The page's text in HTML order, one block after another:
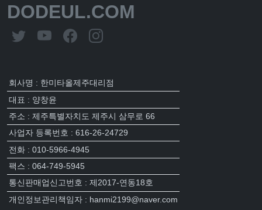
DODEUL.COM
회사명 : 한미타올제주대리점
대표 : 양창윤
주소 : 제주특별자치도 제주시 삼무로 66
사업자 등록번호 : 616-26-24729
전화 : 010-5966-4945
팩스 : 064-749-5945
통신판매업신고번호 : 제2017-연동18호
개인정보관리책임자 : hanmi2199@naver.com